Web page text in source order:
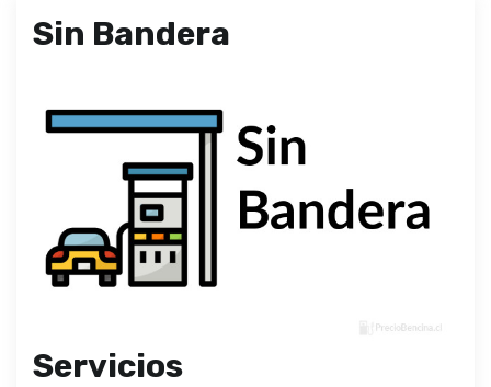
Sin Bandera
Servicios